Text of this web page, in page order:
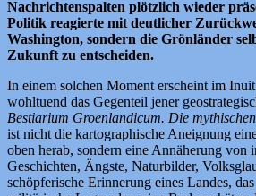
Nachrichtenspalten plötzlich wieder
Politik reagierte mit deutlicher
Washington, sondern die Grönländer
Zukunft zu entscheiden.
In einem solchen Moment erscheint im
wohltuend das Gegenteil jener
Bestiarium Groenlandicum. Die
ist nicht die kartographische Aneignung
oben herab, sondern eine Annäherung
Geschichten, Ängste, Naturbilder,
schöpferische Erinnerung eines Landes,